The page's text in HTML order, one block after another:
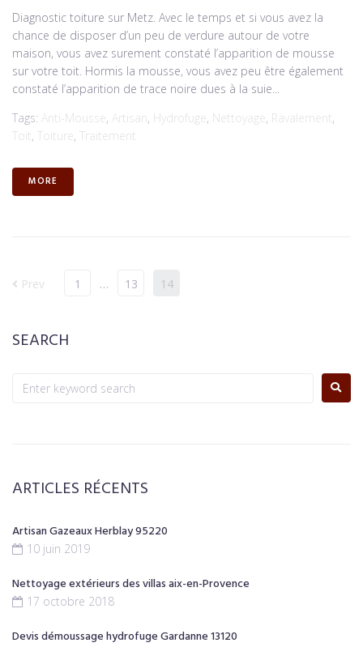
Diagnostic toiture sur Metz. Avec le temps et si vous avez la
chance de disposer d’un peu de verdure autour de votre
maison, vous avez surement constaté l’apparition de mousse
sur votre toit. Hormis la mousse, vous avez peu être également
constaté l’apparition de trace noire dues à la suie...
Tags: Anti-Mousse, Artisan, Hydrofuge, Nettoyage, Ravalement,
Toit, Toiture, Traitement
MORE
Prev 1 … 13 14
SEARCH
ARTICLES RÉCENTS
Artisan Gazeaux Herblay 95220
10 juin 2019
Nettoyage extérieurs des villas aix-en-Provence
17 octobre 2018
Devis démoussage hydrofuge Gardanne 13120